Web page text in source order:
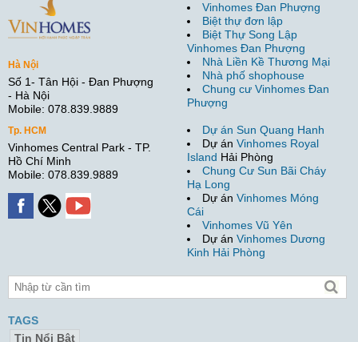
Hà Nội
Số 1- Tân Hội - Đan Phượng
- Hà Nội
Mobile: 078.839.9889
Tp. HCM
Vinhomes Central Park - TP.
Hồ Chí Minh
Mobile: 078.839.9889
Vinhomes Đan Phượng
Biệt thự đơn lập
Biệt Thự Song Lập
Vinhomes Đan Phượng
Nhà Liền Kề Thương Mại
Nhà phố shophouse
Chung cư Vinhomes Đan
Phượng
Dự án Sun Quang Hanh
Dự án Vinhomes Royal
Island Hải Phòng
Chung Cư Sun Bãi Cháy
Hạ Long
Dự án Vinhomes Móng
Cái
Vinhomes Vũ Yên
Dự án Vinhomes Dương
Kinh Hải Phòng
TAGS
Tin Nổi Bật